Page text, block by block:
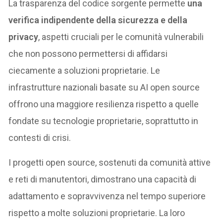
La trasparenza del codice sorgente permette una
verifica indipendente della sicurezza e della
privacy, aspetti cruciali per le comunità vulnerabili
che non possono permettersi di affidarsi
ciecamente a soluzioni proprietarie. Le
infrastrutture nazionali basate su AI open source
offrono una maggiore resilienza rispetto a quelle
fondate su tecnologie proprietarie, soprattutto in
contesti di crisi.
I progetti open source, sostenuti da comunità attive
e reti di manutentori, dimostrano una capacità di
adattamento e sopravvivenza nel tempo superiore
rispetto a molte soluzioni proprietarie. La loro